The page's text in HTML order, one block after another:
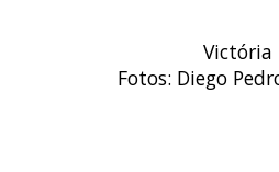
Victória
Fotos: Diego